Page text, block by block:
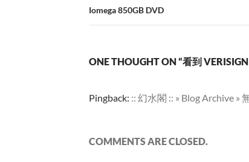
Iomega 850GB DVD
ONE THOUGHT ON “看到
Pingback: :: 幻水閣 :: » Blog Archive »
COMMENTS ARE CLOSED.